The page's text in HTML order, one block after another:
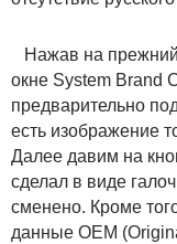
Нажав на
окне System Brand
предварительно
есть изображение
Далее давим на
сделал в виде
сменено. Кроме
данные OEM